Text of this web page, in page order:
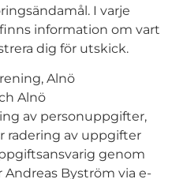
I varje
information om vart
dig för utskick.
Alnö
Alnö
av personuppgifter,
radering av uppgifter
genom
Byström via e-